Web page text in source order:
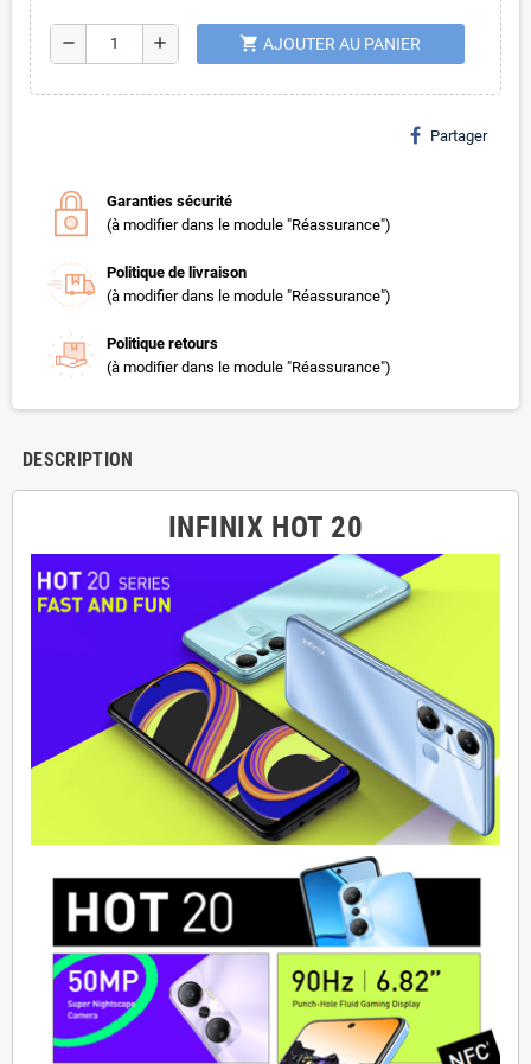
remove add shopping_cart AJOUTER AU PANIER
Partager
Garanties sécurité
(à modifier dans le module "Réassurance")
Politique de livraison
(à modifier dans le module "Réassurance")
Politique retours
(à modifier dans le module "Réassurance")
DESCRIPTION
INFINIX HOT 20